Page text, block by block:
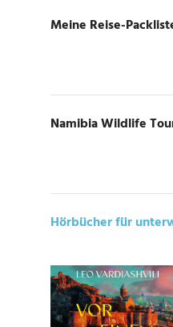
Meine Reise-
Namibia Wildlife
Hörbücher für